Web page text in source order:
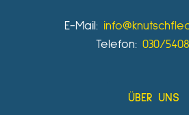
E-Mail:
Telefon: 030/
ÜBER UNS